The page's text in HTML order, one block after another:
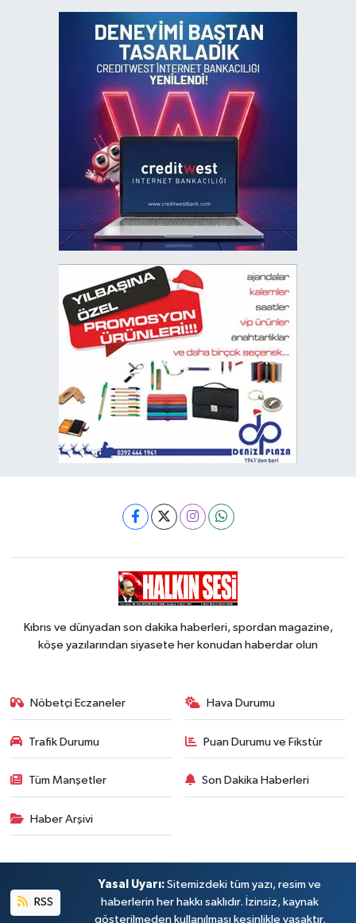
Kıbrıs ve dünyadan son dakika haberleri, spordan magazine,
köşe yazılarından siyasete her konudan haberdar olun
Nöbetçi Eczaneler Hava Durumu
Trafik Durumu Puan Durumu ve Fikstür
Tüm Manşetler Son Dakika Haberleri
Haber Arşivi
RSS
Yasal Uyarı: Sitemizdeki tüm yazı, resim ve
haberlerin her hakkı saklıdır. İzinsiz, kaynak
gösterilmeden kullanılması kesinlikle yasaktır.